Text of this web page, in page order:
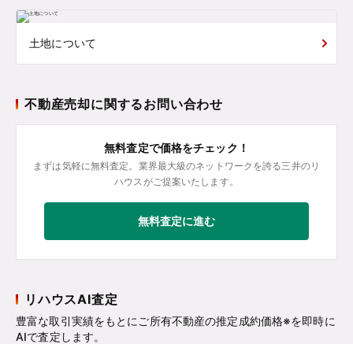
土地について
不動産売却に関するお問い合わせ
無料査定で価格をチェック！
まずは気軽に無料査定。業界最大級のネットワークを誇る三井のリ
ハウスがご提案いたします。
無料査定に進む
リハウスAI査定
豊富な取引実績をもとにご所有不動産の推定成約価格※を即時に
AIで査定します。